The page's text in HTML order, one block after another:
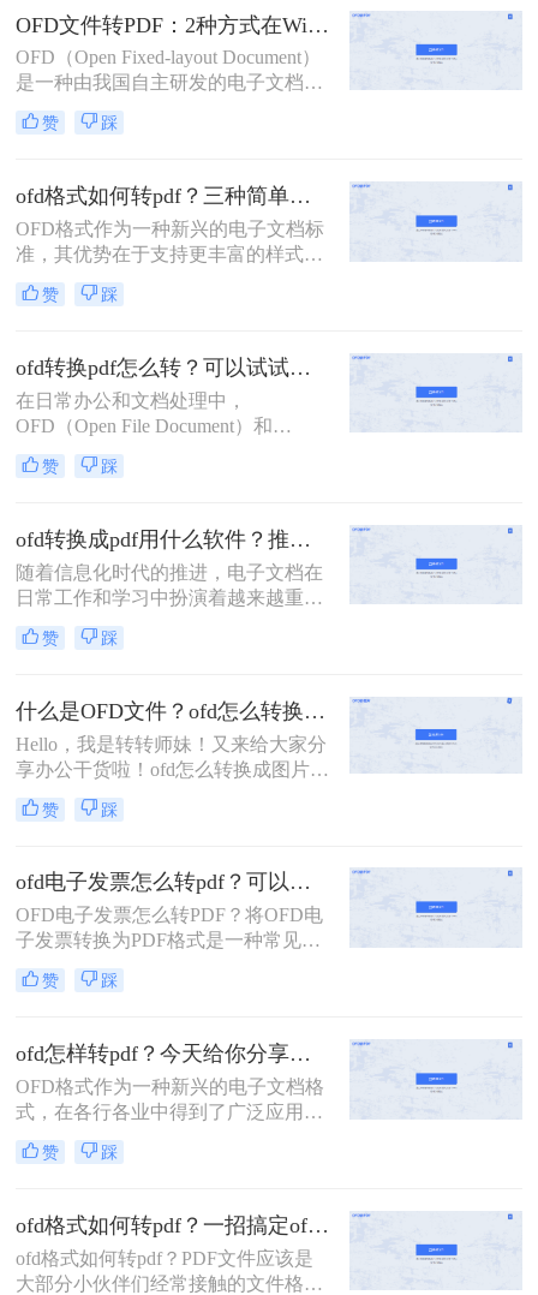
格式成为了一个常见的需求。那么ofd
怎么批量转成pdf呢？本文将介绍两种
实用的方法，帮助您轻松实现ofd文件
的批量转换。
OFD文件转PDF：2种方式在Windows和Mac上的操作差异！
OFD（Open Fixed-layout Document）
是一种由我国自主研发的电子文档格
式，主要用于电子发票、电子证照等
文件的存储和传输。然而，由于其兼
OFD文件转换成更为通用的PDF格
式。那么ofd文件怎样转换成pdf呢？
本文将介绍两种将OFD文件转换成
PDF的方法。
赞 踩
ofd格式如何转pdf？三种简单方法教你搞定！
OFD格式作为一种新兴的电子文档标
准，其优势在于支持更丰富的样式、
更复杂的布局和更高的安全性。然
而，由于其适用范围较窄，很多人在
打开或无法编辑的问题。为了解决这
一困扰，我们可以将OFD格式文件转
为广为流行的PDF格式，以便更好地
与他人共享和处理。那么OFD格式如
何转PDF呢？本文将为大家介绍三种
非常简单且高效的方法，让你轻松将
看吧！
赞 踩
ofd转换pdf怎么转？可以试试这2种方法！
在日常办公和文档处理中，
OFD（Open File Document）和
PDF（Portable Document Format）是
两种常见的文件格式。OFD是一种开
与阅读，而PDF则因其跨平台、不易
修改的特性而被广泛用于文档分享和
打印。有时，您可能需要将OFD文件
转换为PDF格式，以适应不同的需求
或提高文档的兼容性。本文将介绍ofd
转换pdf怎么转，并提供两种常用的转
赞 踩
ofd转换成pdf用什么软件？推荐使用这三个工具！
随着信息化时代的推进，电子文档在
日常工作和学习中扮演着越来越重要
的角色。其中，OFD（开放文档格
式）和PDF（可移植文档格式）是两
PDF格式的广泛兼容性和稳定性，很
多时候我们需要将OFD文件转换成
PDF文档。那么，ofd转换成pdf用什
么软件呢？本文将为您介绍几款值得
考虑的转换软件。
赞 踩
什么是OFD文件？ofd怎么转换成图片？
Hello，我是转转师妹！又来给大家分
享办公干货啦！ofd怎么转换成图片？
很多小伙伴也是日常会接触到ofd的文
件，这类的文件操作和使用起来也比
台的话，很多小伙伴也是会选择将这
种文件形式转换为jpg格式，有需要的
小伙伴快一起看看ofd转jpg图片的方
法吧！
赞 踩
ofd电子发票怎么转pdf？可以试试这二种方法！
OFD电子发票怎么转PDF？将OFD电
子发票转换为PDF格式是一种常见的
需求，因为PDF格式的文件可以方便
地进行查看、打印和编辑等操作。本
PDF格式的方法和步骤，以及需要注
意的事项，帮助大家更好地完成转换
操作。
赞 踩
ofd怎样转pdf？今天给你分享这三个方法！
OFD格式作为一种新兴的电子文档格
式，在各行各业中得到了广泛应用。
然而，在实际使用中，我们经常遇到
需要将OFD文件转换为PDF格式的情
那么，OFD怎样转PDF呢？本文将为
您介绍三种方法，帮助您轻松实现
OFD文档格式的转换。
赞 踩
ofd格式如何转pdf？一招搞定ofd格式转换问题！
ofd格式如何转pdf？PDF文件应该是
大部分小伙伴们经常接触的文件格式